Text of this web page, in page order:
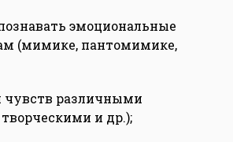
эмоциональные
(мимике, пантомимике,
чувств различными
и др.);